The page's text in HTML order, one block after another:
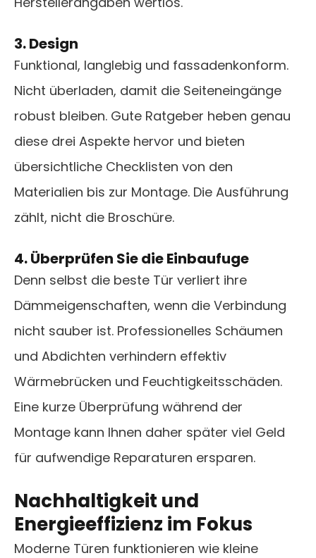
3. Design
Funktional, langlebig und fassadenkonform.
Nicht überladen, damit die Seiteneingänge
robust bleiben. Gute Ratgeber heben genau
diese drei Aspekte hervor und bieten
übersichtliche Checklisten von den
Materialien bis zur Montage. Die Ausführung
zählt, nicht die Broschüre.
4. Überprüfen Sie die Einbaufuge
Denn selbst die beste Tür verliert ihre
Dämmeigenschaften, wenn die Verbindung
nicht sauber ist. Professionelles Schäumen
und Abdichten verhindern effektiv
Wärmebrücken und Feuchtigkeitsschäden.
Eine kurze Überprüfung während der
Montage kann Ihnen daher später viel Geld
für aufwendige Reparaturen ersparen.
Nachhaltigkeit und
Energieeffizienz im Fokus
Moderne Türen funktionieren wie kleine